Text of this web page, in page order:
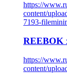
https://
content/
7193-
REEBOK
https://
content/